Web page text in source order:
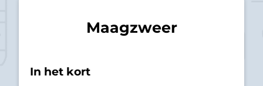
Maagzweer
In het kort